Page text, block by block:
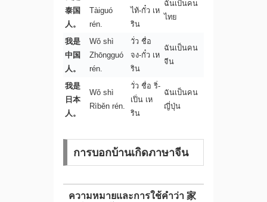
泰国
人。
Tàiguó
rén.
ไท้-กั๋ว เห
ริน
ฉันเป็นคน
ไทย
我是
中国
人。
Wǒ shì
Zhōngguó
rén.
วั่ว ชื่อ
จง-กั๋ว เห
ริน
ฉันเป็นคน
จีน
我是
日本
人。
Wǒ shì
Rìběn rén.
วั่ว ชื่อ ริ่-
เปิ่น เห
ริน
ฉันเป็นคน
ญี่ปุ่น
การบอกบ้านเกิดภาษาจีน
ความหมายและการใช้คำว่า 家